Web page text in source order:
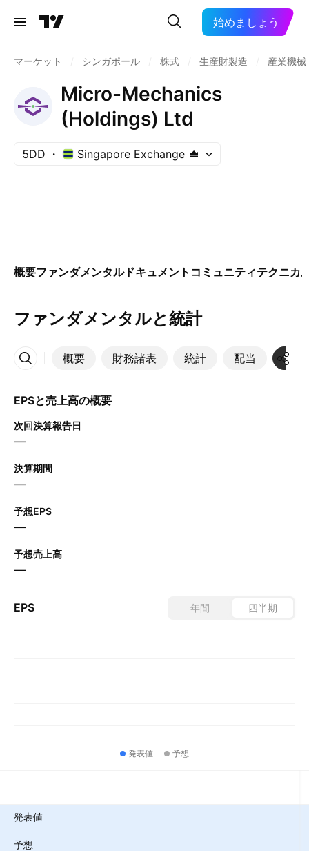
始めましょう
マーケット シンガポール 株式 生産財製造 産業機械
Micro-Mechanics
(Holdings) Ltd
5DD Singapore Exchange
概要ファンダメンタルドキュメント コミュニティテクニカ
ファンダメンタルと統計
概要 財務諸表 統計 配当 決算
その他
EPSと売上高の概要
次回決算報告日
—
決算期間
—
予想EPS
—
予想売上高
—
EPS 年間 四半期
発表値 予想
発表値
予想